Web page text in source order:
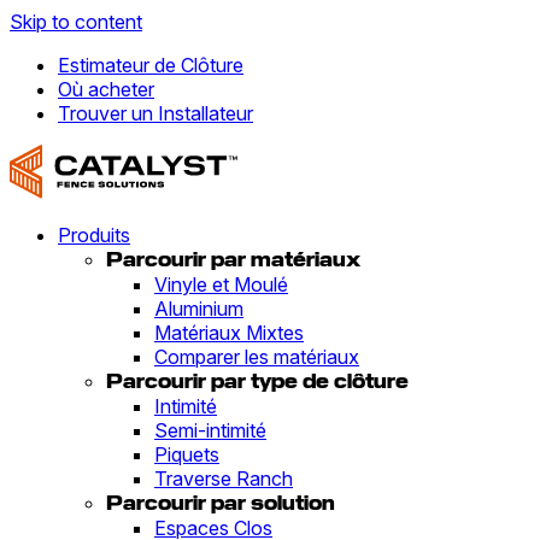
Skip to content
Estimateur de Clôture
Où acheter
Trouver un Installateur
Produits
Parcourir par matériaux
Vinyle et Moulé
Aluminium
Matériaux Mixtes
Comparer les matériaux
Parcourir par type de clôture
Intimité
Semi-intimité
Piquets
Traverse Ranch
Parcourir par solution
Espaces Clos